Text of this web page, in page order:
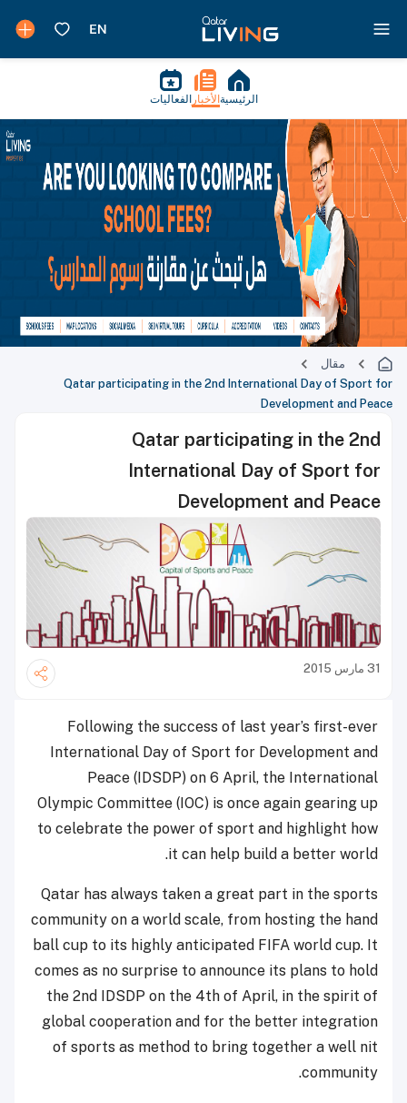
الرئيسية الأخبار الفعاليات
مقال
Qatar participating in the 2nd International Day of Sport for
Development and Peace
Qatar participating in the 2nd
International Day of Sport for
Development and Peace
31 مارس 2015
Following the success of last year’s first-ever
International Day of Sport for Development and
Peace (IDSDP) on 6 April, the International
Olympic Committee (IOC) is once again gearing up
to celebrate the power of sport and highlight how
it can help build a better world.
Qatar has always taken a great part in the sports
community on a world scale, from hosting the hand
ball cup to its highly anticipated FIFA world cup. It
comes as no surprise to announce its plans to hold
the 2nd IDSDP on the 4th of April, in the spirit of
global cooperation and for the better integration
of sports as method to bring together a well nit
community.